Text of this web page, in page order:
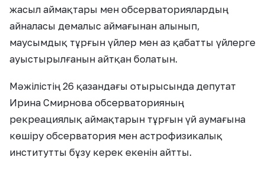
жасыл аймақтары мен обсерваториялардың
айналасы демалыс аймағынан алынып,
маусымдық тұрғын үйлер мен аз қабатты үйлерге
ауыстырылғанын айтқан болатын.
Мәжілістің 26 қазандағы отырысында депутат
Ирина Смирнова обсерваторияның
рекреациялық аймақтарын тұрғын үй аумағына
көшіру обсерватория мен астрофизикалық
институтты бұзу керек екенін айтты.